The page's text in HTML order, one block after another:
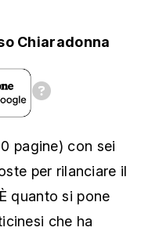
Chiaradonna
pagine) con sei
per rilanciare il
quanto si pone
che ha